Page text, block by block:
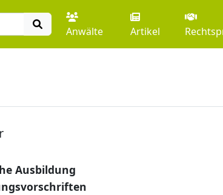
Anwälte Artikel
Ausbildung